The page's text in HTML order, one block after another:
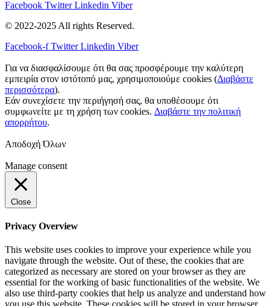
Facebook Twitter Linkedin Viber
© 2022-2025 All rights Reserved.
Facebook-f Twitter Linkedin Viber
Για να διασφαλίσουμε ότι θα σας προσφέρουμε την καλύτερη
εμπειρία στον ιστότοπό μας, χρησιμοποιούμε cookies (Διαβάστε
περισσότερα).
Εάν συνεχίσετε την περιήγησή σας, θα υποθέσουμε ότι
συμφωνείτε με τη χρήση των cookies. Διαβάστε την πολιτική
απορρήτου.
Αποδοχή Όλων
Manage consent
Close
Privacy Overview
This website uses cookies to improve your experience while you
navigate through the website. Out of these, the cookies that are
categorized as necessary are stored on your browser as they are
essential for the working of basic functionalities of the website. We
also use third-party cookies that help us analyze and understand how
you use this website. These cookies will be stored in your browser